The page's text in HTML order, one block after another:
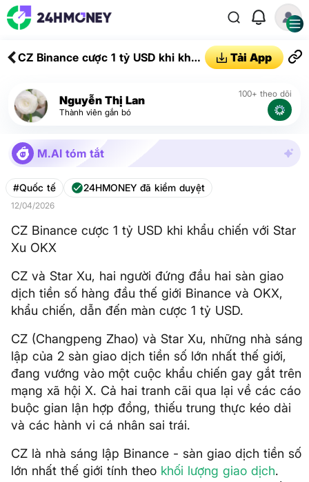
CZ Binance cược 1 tỷ USD khi khẩu
Tải App
Nguyễn Thị Lan
Thành viên gắn bó
100+ theo dõi
M.AI tóm tắt
#Quốc tế 24HMONEY đã kiểm duyệt
12/04/2026
CZ Binance cược 1 tỷ USD khi khẩu chiến với Star
Xu OKX
CZ và Star Xu, hai người đứng đầu hai sàn giao
dịch tiền số hàng đầu thế giới Binance và OKX,
khẩu chiến, dẫn đến màn cược 1 tỷ USD.
CZ (Changpeng Zhao) và Star Xu, những nhà sáng
lập của 2 sàn giao dịch tiền số lớn nhất thế giới,
đang vướng vào một cuộc khẩu chiến gay gắt trên
mạng xã hội X. Cả hai tranh cãi qua lại về các cáo
buộc gian lận hợp đồng, thiếu trung thực kéo dài
và các hành vi cá nhân sai trái.
CZ là nhà sáng lập Binance - sàn giao dịch tiền số
lớn nhất thế giới tính theo khối lượng giao dịch.